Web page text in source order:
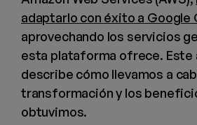
adaptarlo con éxito a Google
aprovechando los servicios
esta plataforma ofrece. Este
describe cómo llevamos a
transformación y los
obtuvimos.